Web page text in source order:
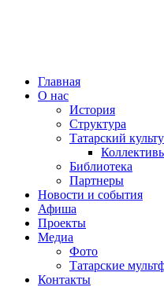
Главная
О нас
История
Структура
Татарский
Библиотека
Партнеры
Новости и события
Афиша
Проекты
Медиа
Фото
Татарские
Контакты